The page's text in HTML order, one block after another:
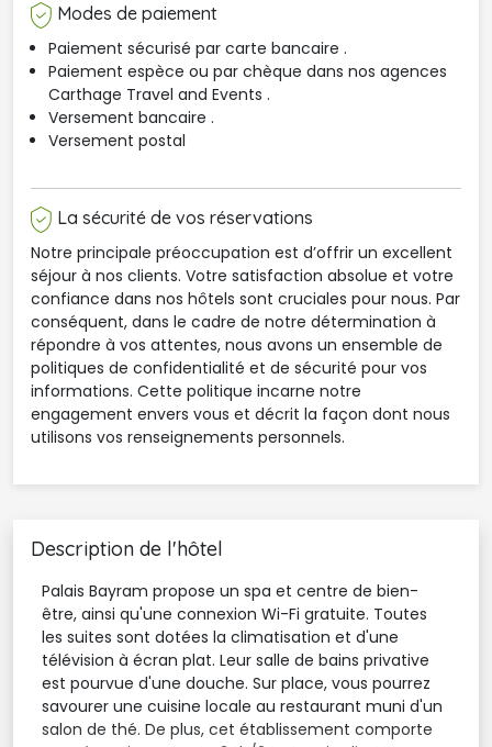
Modes de paiement
Paiement sécurisé par carte bancaire .
Paiement espèce ou par chèque dans nos agences
Carthage Travel and Events .
Versement bancaire .
Versement postal
La sécurité de vos réservations
Notre principale préoccupation est d’offrir un excellent
séjour à nos clients. Votre satisfaction absolue et votre
confiance dans nos hôtels sont cruciales pour nous. Par
conséquent, dans le cadre de notre détermination à
répondre à vos attentes, nous avons un ensemble de
politiques de confidentialité et de sécurité pour vos
informations. Cette politique incarne notre
engagement envers vous et décrit la façon dont nous
utilisons vos renseignements personnels.
Description de l'hôtel
Palais Bayram propose un spa et centre de bien-
être, ainsi qu'une connexion Wi-Fi gratuite. Toutes
les suites sont dotées la climatisation et d'une
télévision à écran plat. Leur salle de bains privative
est pourvue d'une douche. Sur place, vous pourrez
savourer une cuisine locale au restaurant muni d'un
salon de thé. De plus, cet établissement comporte